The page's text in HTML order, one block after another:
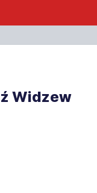
Widzew